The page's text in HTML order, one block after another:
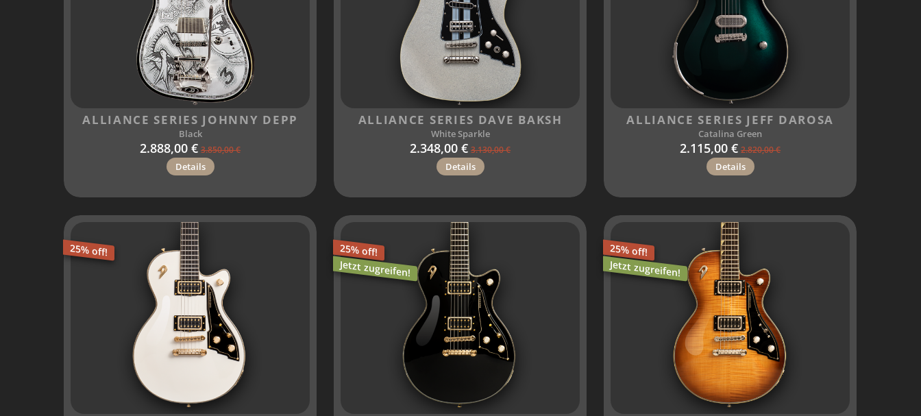
2.888,00 € 3.850,00 €
ALLIANCE SERIES JOHNNY DEPP
Black
Details
2.348,00 € 3.130,00 €
ALLIANCE SERIES DAVE BAKSH
White Sparkle
Details
2.115,00 € 2.820,00 €
ALLIANCE SERIES JEFF DAROSA
Catalina Green
Details
25% off! 25% off!
Jetzt zugreifen!
25% off!
Jetzt zugreifen!